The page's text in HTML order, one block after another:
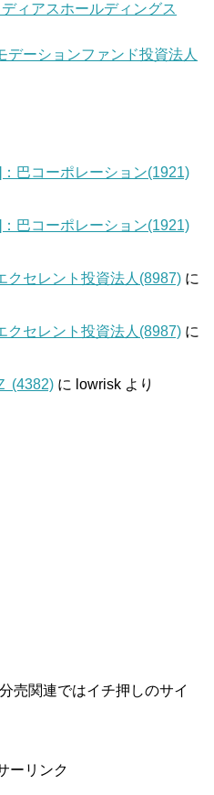
ィアスホールディングス
デーションファンド投資法人
巴コーポレーション(1921)
巴コーポレーション(1921)
クセレント投資法人(8987) に
クセレント投資法人(8987) に
(4382) に lowrisk より
売関連ではイチ押しのサイ
ーリンク